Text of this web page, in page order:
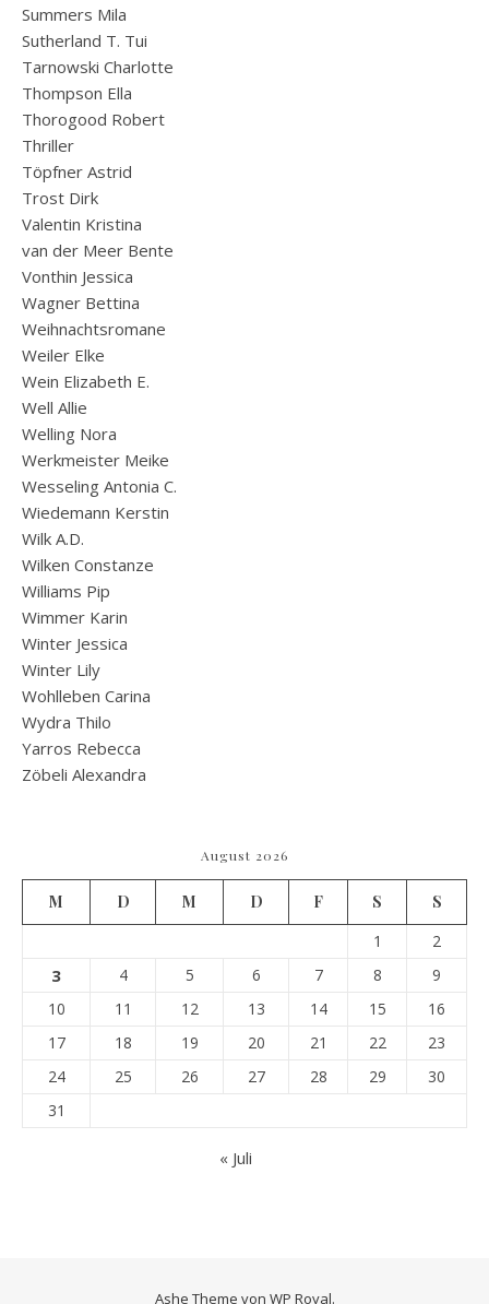
Summers Mila
Sutherland T. Tui
Tarnowski Charlotte
Thompson Ella
Thorogood Robert
Thriller
Töpfner Astrid
Trost Dirk
Valentin Kristina
van der Meer Bente
Vonthin Jessica
Wagner Bettina
Weihnachtsromane
Weiler Elke
Wein Elizabeth E.
Well Allie
Welling Nora
Werkmeister Meike
Wesseling Antonia C.
Wiedemann Kerstin
Wilk A.D.
Wilken Constanze
Williams Pip
Wimmer Karin
Winter Jessica
Winter Lily
Wohlleben Carina
Wydra Thilo
Yarros Rebecca
Zöbeli Alexandra
August 2026
M D M D F S
S
1
2
3 4 5 6 7 8
9
10
11 12 13 14 15
16
17
18 19 20 21 22
23
24
25 26 27 28 29
30
31
« Juli
Ashe Theme von WP Royal.